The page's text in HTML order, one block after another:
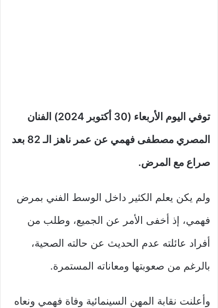
توفي اليوم الأربعاء (30 أكتوبر 2024) الفنان
المصري مصطفى فهمي عن عمر ناهز الـ 82 بعد
صراع مع المرض.
ولم يكن يعلم الكثير داخل الوسط الفني بمرض
فهمي، إذ أخفى الأمر عن الجميع، وطلب من
أفراد عائلته عدم الحديث عن حالته الصحية،
بالرغم من صعوبتها ومعاناته المستمرة.
وأعلنت نقابة المهن السينمائية وفاة فهمي ونعاه